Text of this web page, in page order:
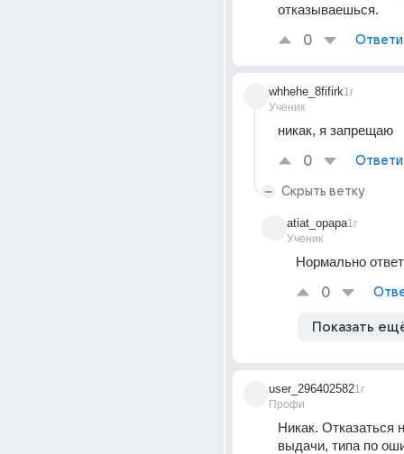
отказываешься.
0
whhehe_8fifirk
Ученик
1г
никак, я запрещаю
0
Скрыть ветку
atiat_opapa
Ученик
1г
Нормально
0
Показать
user_296402582
Профи
1г
Никак. Отказаться
выдачи, типа по